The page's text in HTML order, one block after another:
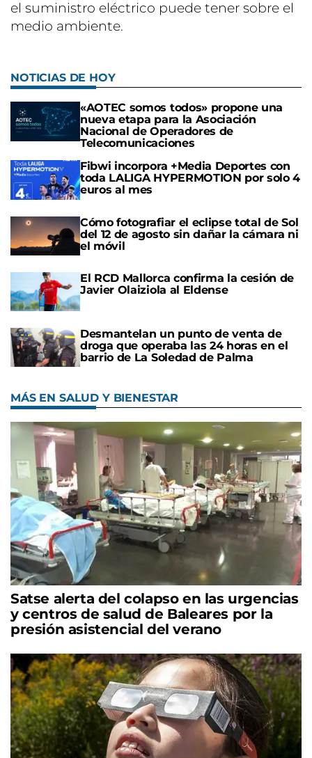
el suministro eléctrico puede tener sobre el
medio ambiente.
NOTICIAS DE HOY
«AOTEC somos todos» propone una
nueva etapa para la Asociación
Nacional de Operadores de
Telecomunicaciones
Fibwi incorpora +Media Deportes con
toda LALIGA HYPERMOTION por solo 4
euros al mes
Cómo fotografiar el eclipse total de Sol
del 12 de agosto sin dañar la cámara ni
el móvil
El RCD Mallorca confirma la cesión de
Javier Olaiziola al Eldense
Desmantelan un punto de venta de
droga que operaba las 24 horas en el
barrio de La Soledad de Palma
MÁS EN SALUD Y BIENESTAR
Satse alerta del colapso en las urgencias
y centros de salud de Baleares por la
presión asistencial del verano